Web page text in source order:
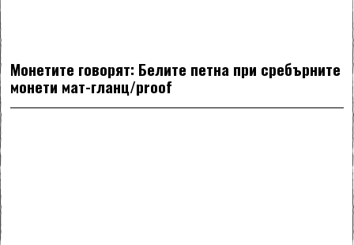
Монетите говорят: Белите петна при сребърните
монети мат-гланц/proof